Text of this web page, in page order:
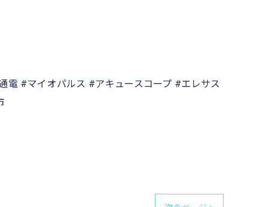
#マイオパルス #アキュースコープ #エレサス